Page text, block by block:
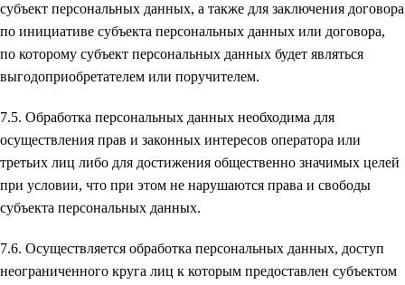
субъект персональных данных, а также для заключения договора
по инициативе субъекта персональных данных или договора,
по которому субъект персональных данных будет являться
выгодоприобретателем или поручителем.
7.5. Обработка персональных данных необходима для
осуществления прав и законных интересов оператора или
третьих лиц либо для достижения общественно значимых целей
при условии, что при этом не нарушаются права и свободы
субъекта персональных данных.
7.6. Осуществляется обработка персональных данных, доступ
неограниченного круга лиц к которым предоставлен субъектом